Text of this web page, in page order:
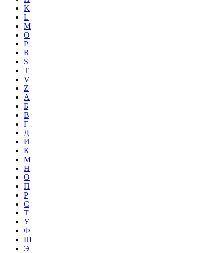
K
L
M
O
P
R
S
T
V
Z
А
Б
В
Г
Д
И
К
М
Н
О
П
Р
С
Т
У
Ф
Ш
Э